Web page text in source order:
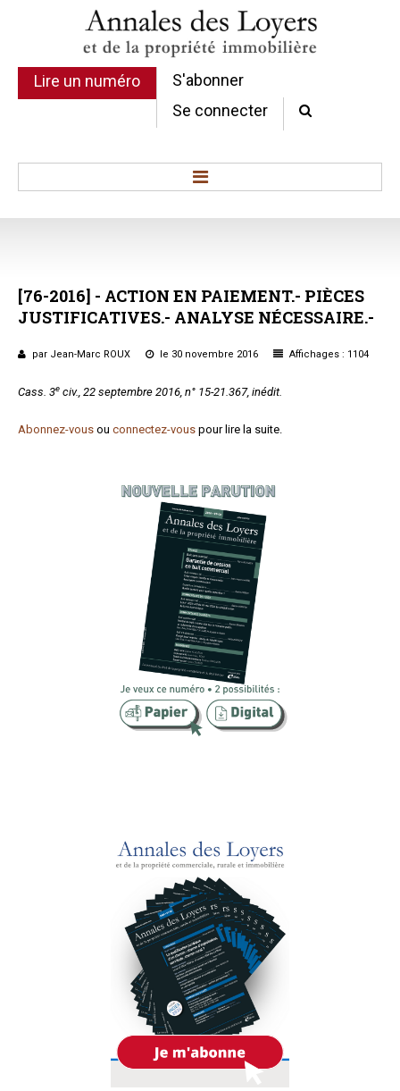
Lire un numéro
S'abonner
Se connecter
Sommaires
Chroniques
Etudes de texte
Conclusions et Rapports
Formez-vous !
[76-2016] - ACTION EN PAIEMENT.- PIÈCES
JUSTIFICATIVES.- ANALYSE NÉCESSAIRE.-
par Jean-Marc ROUX le 30 novembre 2016 Affichages : 1104
Cass. 3e civ., 22 septembre 2016, n° 15-21.367, inédit.
Abonnez-vous ou connectez-vous pour lire la suite.